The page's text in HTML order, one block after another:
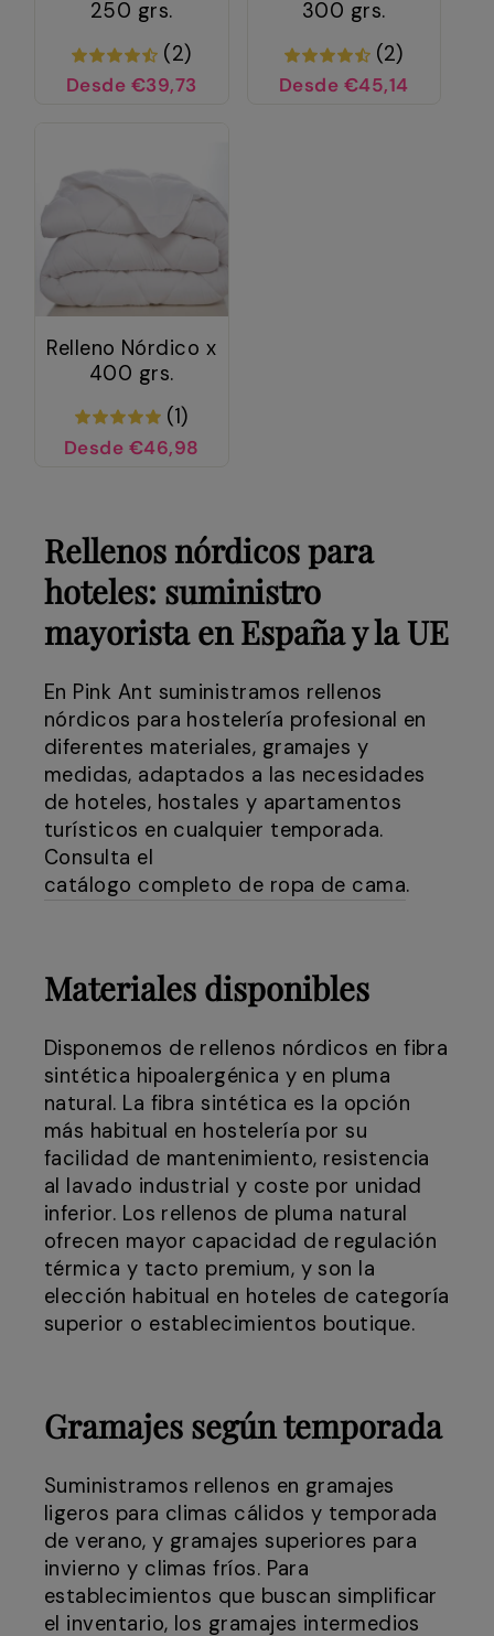
250 grs.
(2)
Desde €39,73
300 grs.
(2)
Desde €45,14
Relleno Nórdico x
400 grs.
(1)
Desde €46,98
Rellenos nórdicos para
hoteles: suministro
mayorista en España y la UE
En Pink Ant suministramos rellenos
nórdicos para hostelería profesional en
diferentes materiales, gramajes y
medidas, adaptados a las necesidades
de hoteles, hostales y apartamentos
turísticos en cualquier temporada.
Consulta el
catálogo completo de ropa de cama.
Materiales disponibles
Disponemos de rellenos nórdicos en fibra
sintética hipoalergénica y en pluma
natural. La fibra sintética es la opción
más habitual en hostelería por su
facilidad de mantenimiento, resistencia
al lavado industrial y coste por unidad
inferior. Los rellenos de pluma natural
ofrecen mayor capacidad de regulación
térmica y tacto premium, y son la
elección habitual en hoteles de categoría
superior o establecimientos boutique.
Gramajes según temporada
Suministramos rellenos en gramajes
ligeros para climas cálidos y temporada
de verano, y gramajes superiores para
invierno y climas fríos. Para
establecimientos que buscan simplificar
el inventario, los gramajes intermedios